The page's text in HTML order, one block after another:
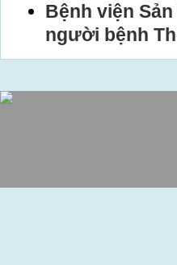
Bệnh viện
người bệnh